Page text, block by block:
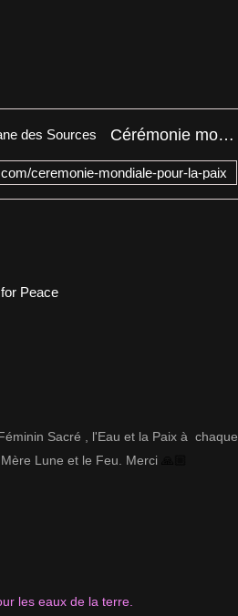
Cérémonie mondiale pour la paix - La Caravane des Sources
ceremonie-mondiale-pour-la-paix
Sacré , l'Eau et la Paix à chaque
Lune et le Feu. Merci
les eaux de la terre.